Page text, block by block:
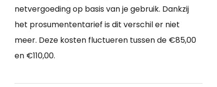
netvergoeding op basis van je gebruik. Dankzij
het prosumententarief is dit verschil er niet
meer. Deze kosten fluctueren tussen de €85,00
en €110,00.